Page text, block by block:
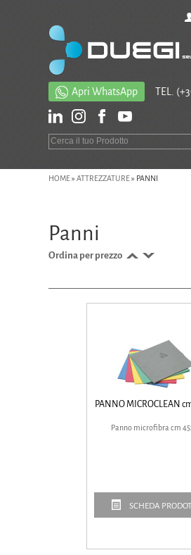
Apri WhatsApp TEL.
HOME» ATTREZZATURE» PANNI
Panni
Ordina per prezzo
PANNO MICROCLEAN
Panno microfibra cm
SCHEDA